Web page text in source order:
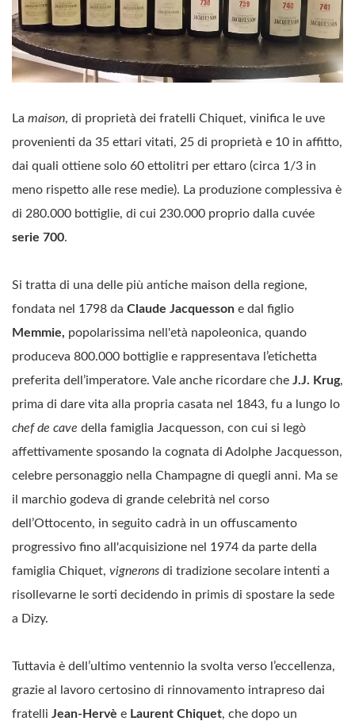
La maison, di proprietà dei fratelli Chiquet, vinifica le uve
provenienti da 35 ettari vitati, 25 di proprietà e 10 in affitto,
dai quali ottiene solo 60 ettolitri per ettaro (circa 1/3 in
meno rispetto alle rese medie). La produzione complessiva è
di 280.000 bottiglie, di cui 230.000 proprio dalla cuvée
serie 700.
Si tratta di una delle più antiche maison della regione,
fondata nel 1798 da Claude Jacquesson e dal figlio
Memmie, popolarissima nell'età napoleonica, quando
produceva 800.000 bottiglie e rappresentava l’etichetta
preferita dell’imperatore. Vale anche ricordare che J.J. Krug,
prima di dare vita alla propria casata nel 1843, fu a lungo lo
chef de cave della famiglia Jacquesson, con cui si legò
affettivamente sposando la cognata di Adolphe Jacquesson,
celebre personaggio nella Champagne di quegli anni. Ma se
il marchio godeva di grande celebrità nel corso
dell’Ottocento, in seguito cadrà in un offuscamento
progressivo fino all'acquisizione nel 1974 da parte della
famiglia Chiquet, vignerons di tradizione secolare intenti a
risollevarne le sorti decidendo in primis di spostare la sede
a Dizy.
Tuttavia è dell’ultimo ventennio la svolta verso l’eccellenza,
grazie al lavoro certosino di rinnovamento intrapreso dai
fratelli Jean-Hervè e Laurent Chiquet, che dopo un